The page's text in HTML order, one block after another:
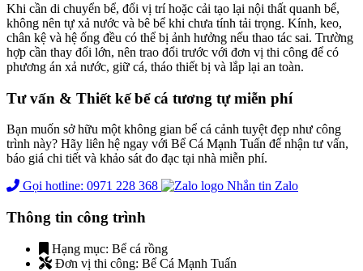
Khi cần di chuyển bể, đổi vị trí hoặc cải tạo lại nội thất quanh bể,
không nên tự xả nước và bê bể khi chưa tính tải trọng. Kính, keo,
chân kệ và hệ ống đều có thể bị ảnh hưởng nếu thao tác sai. Trường
hợp cần thay đổi lớn, nên trao đổi trước với đơn vị thi công để có
phương án xả nước, giữ cá, tháo thiết bị và lắp lại an toàn.
Tư vấn & Thiết kế bể cá tương tự miễn phí
Bạn muốn sở hữu một không gian bể cá cảnh tuyệt đẹp như công
trình này? Hãy liên hệ ngay với Bể Cá Mạnh Tuấn để nhận tư vấn,
báo giá chi tiết và khảo sát đo đạc tại nhà miễn phí.
Gọi hotline: 0971 228 368
Nhắn tin Zalo
Thông tin công trình
Hạng mục: Bể cá rồng
Đơn vị thi công: Bể Cá Mạnh Tuấn